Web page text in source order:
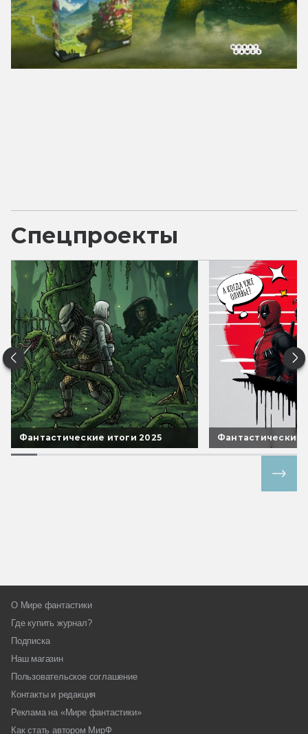
Спецпроекты
Фантастические итоги 2025 Фантастические
О Мире фантастики
Где купить журнал?
Подписка
Наш магазин
Пользовательское соглашение
Контакты и редакция
Реклама на «Мире фантастики»
Как стать автором МирФ